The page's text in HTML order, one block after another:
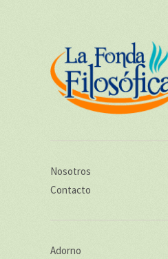
Nosotros
Contacto
Adorno